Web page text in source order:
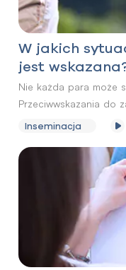
W jakich
jest
Nie każda para może
Przeciwwskazania do
stanu zdrowia kobiety,
Inseminacja